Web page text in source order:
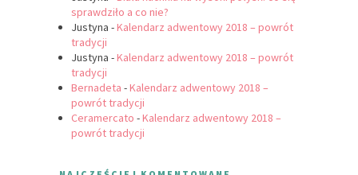
sprawdziło a co nie?
Justyna -Kalendarz adwentowy 2018 – powrót
tradycji
Justyna -Kalendarz adwentowy 2018 – powrót
tradycji
Bernadeta -Kalendarz adwentowy 2018 –
powrót tradycji
Ceramercato -Kalendarz adwentowy 2018 –
powrót tradycji